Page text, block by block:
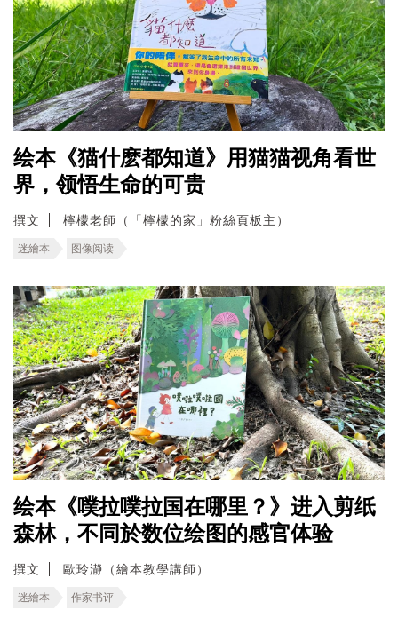
绘本《猫什麽都知道》用猫猫视角看世
界，领悟生命的可贵
撰文 檸檬老師（「檸檬的家」粉絲頁板主）
迷繪本 图像阅读
绘本《噗拉噗拉国在哪里？》进入剪纸
森林，不同於数位绘图的感官体验
撰文 歐玲瀞（繪本教學講師）
迷繪本 作家书评